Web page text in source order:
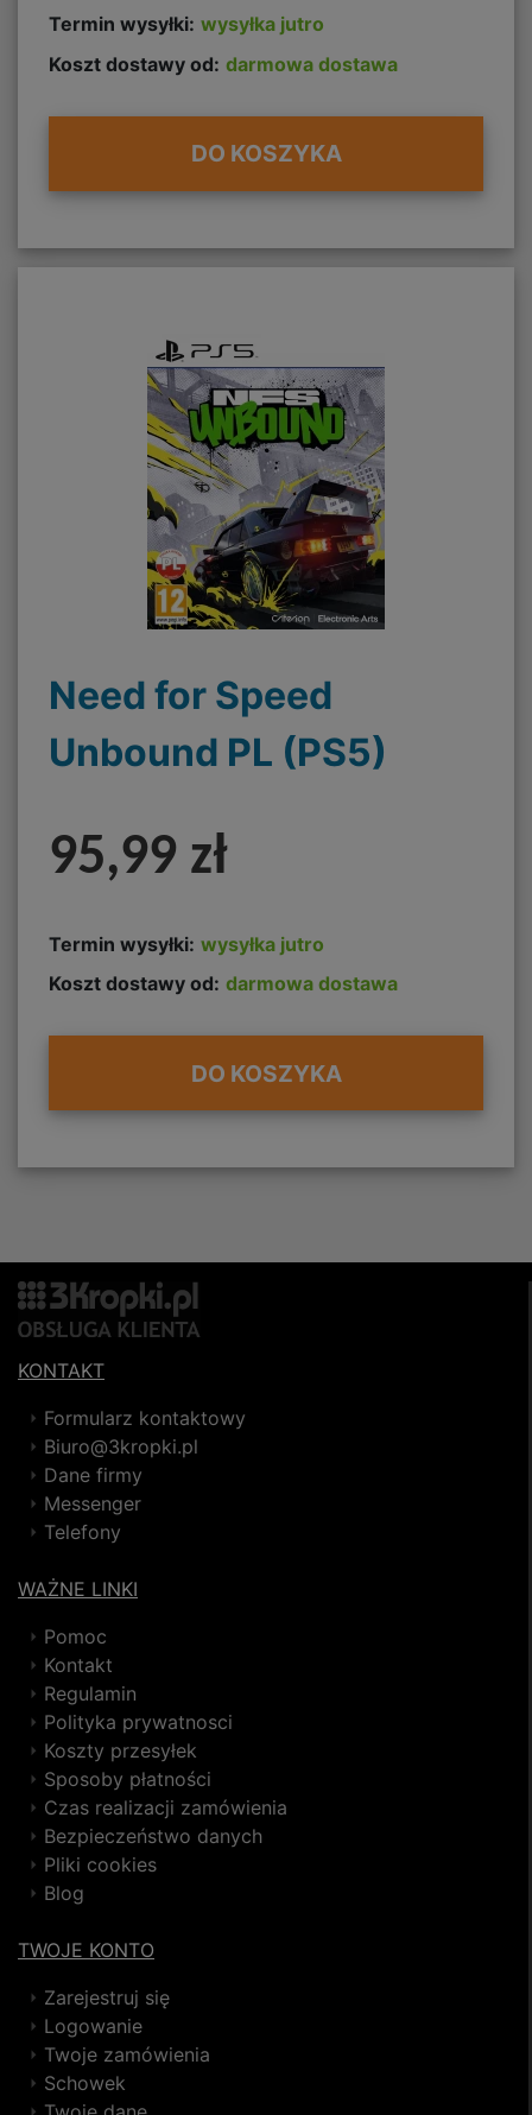
Termin wysyłki: wysyłka jutro
Koszt dostawy od: darmowa dostawa
DO KOSZYKA
Need for Speed
Unbound PL (PS5)
95,99 zł
Termin wysyłki: wysyłka jutro
Koszt dostawy od: darmowa dostawa
DO KOSZYKA
KONTAKT
Formularz kontaktowy
Biuro@3kropki.pl
Dane firmy
Messenger
Telefony
WAŻNE LINKI
Pomoc
Kontakt
Regulamin
Polityka prywatnosci
Koszty przesyłek
Sposoby płatności
Czas realizacji zamówienia
Bezpieczeństwo danych
Pliki cookies
Blog
TWOJE KONTO
Zarejestruj się
Logowanie
Twoje zamówienia
Schowek